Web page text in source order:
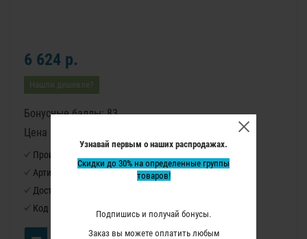
Узнавай первым о наших распродажах.
Скидки до 30% на определенные группы
товаров!
Подпишись и получай бонусы.
Заказ вы можете оплатить любым
6 624 р.
Нашли дешевле?
Бонусные баллы: 83
Цена в бонусных баллах: 5510
Производитель:
Артикул:
Доступность:
Код товара: 1204042